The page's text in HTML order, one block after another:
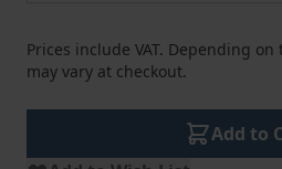
Prices include VAT. Depending
may vary at checkout.
Add to